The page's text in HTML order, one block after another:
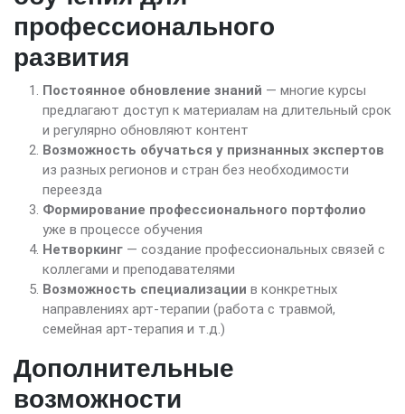
профессионального
развития
Постоянное обновление знаний — многие курсы
предлагают доступ к материалам на длительный срок
и регулярно обновляют контент
Возможность обучаться у признанных экспертов
из разных регионов и стран без необходимости
переезда
Формирование профессионального портфолио
уже в процессе обучения
Нетворкинг — создание профессиональных связей с
коллегами и преподавателями
Возможность специализации в конкретных
направлениях арт-терапии (работа с травмой,
семейная арт-терапия и т.д.)
Дополнительные
возможности